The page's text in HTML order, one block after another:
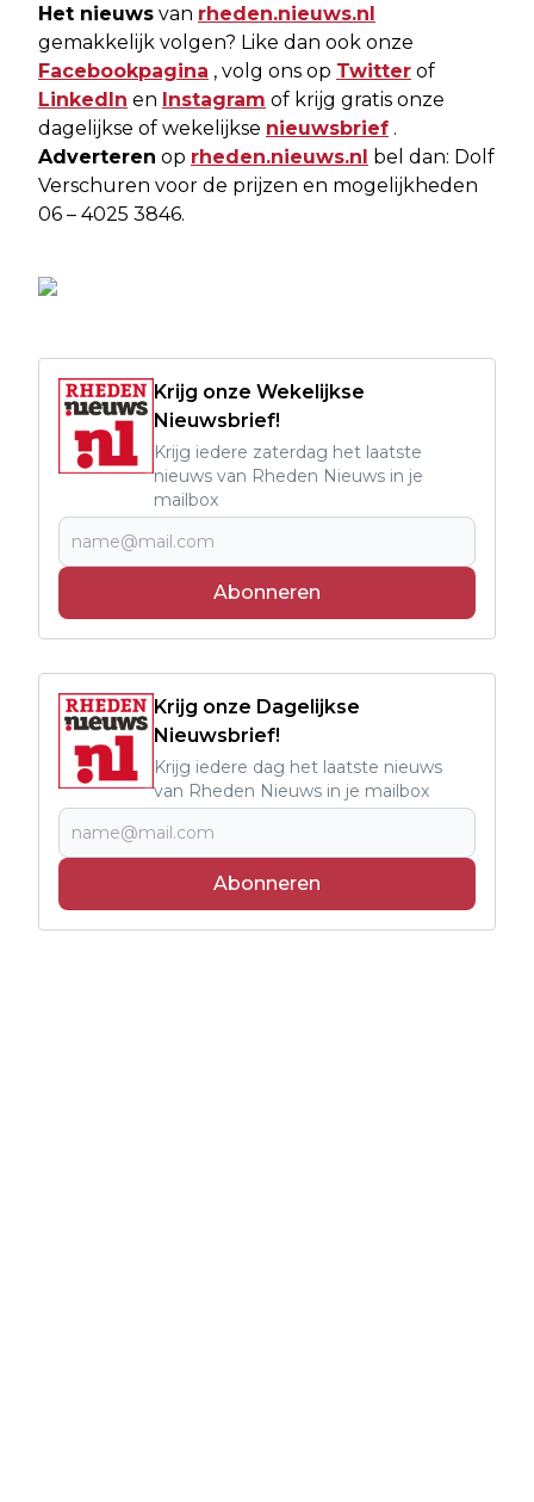
Het nieuws van rheden.nieuws.nl
gemakkelijk volgen? Like dan ook onze
Facebookpagina , volg ons op Twitter of
LinkedIn en Instagram of krijg gratis onze
dagelijkse of wekelijkse nieuwsbrief .
Adverteren op rheden.nieuws.nl bel dan: Dolf
Verschuren voor de prijzen en mogelijkheden
06 – 4025 3846.
Krijg onze Wekelijkse
Nieuwsbrief!
Krijg iedere zaterdag het laatste
nieuws van Rheden Nieuws in je
mailbox
Abonneren
Krijg onze Dagelijkse
Nieuwsbrief!
Krijg iedere dag het laatste nieuws
van Rheden Nieuws in je mailbox
Abonneren